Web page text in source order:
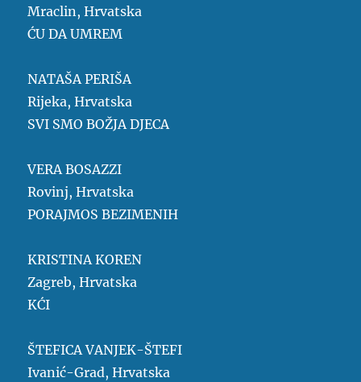
Mraclin, Hrvatska
ĆU DA UMREM
NATAŠA PERIŠA
Rijeka, Hrvatska
SVI SMO BOŽJA DJECA
VERA BOSAZZI
Rovinj, Hrvatska
PORAJMOS BEZIMENIH
KRISTINA KOREN
Zagreb, Hrvatska
KĆI
ŠTEFICA VANJEK-ŠTEFI
Ivanić-Grad, Hrvatska